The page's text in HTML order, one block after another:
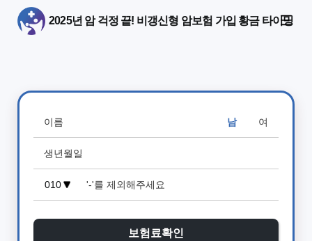
2025년 암 걱정 끝! 비갱신형 암보험 가입 황금 타이밍
남 여
보험료확인